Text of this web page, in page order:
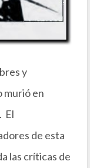
y
murió en
El
de esta
las críticas de